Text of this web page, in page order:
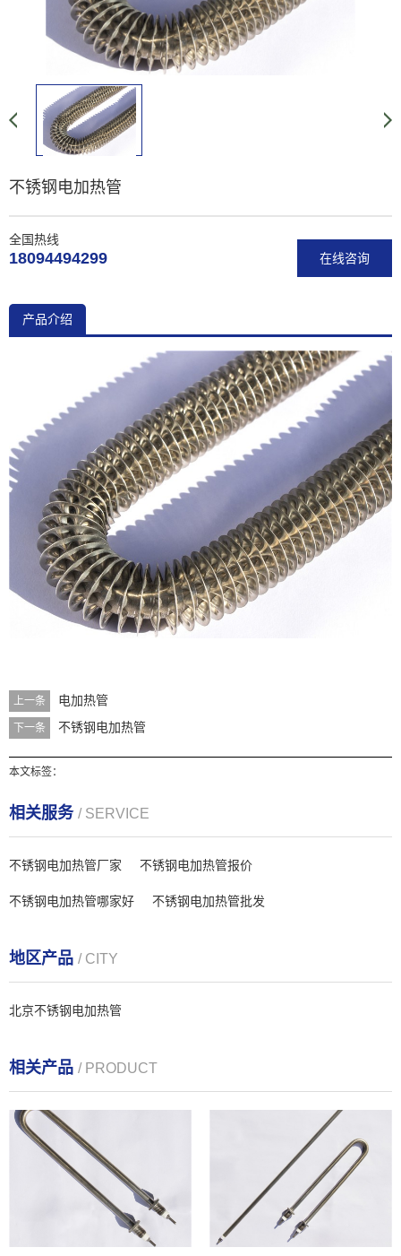
不锈钢电加热管
在线咨询
全国热线
18094494299
产品介绍
上一条 电加热管
下一条 不锈钢电加热管
本文标签：
相关服务 / SERVICE
不锈钢电加热管厂家 不锈钢电加热管报价
不锈钢电加热管哪家好 不锈钢电加热管批发
地区产品 / CITY
北京不锈钢电加热管
相关产品 / PRODUCT